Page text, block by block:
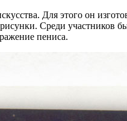
Для этого он
Среди участников
пениса.